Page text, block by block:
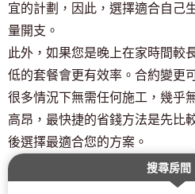
宜的計劃，因此，選擇適合自己
量開支。
此外，如果您是晚上在家時間較
低的套餐會更有效率。合約變更
很多情況下無需任何施工，幾乎
高昂，最快捷的省錢方法是先比
後選擇最適合您的方案。
搜尋房間